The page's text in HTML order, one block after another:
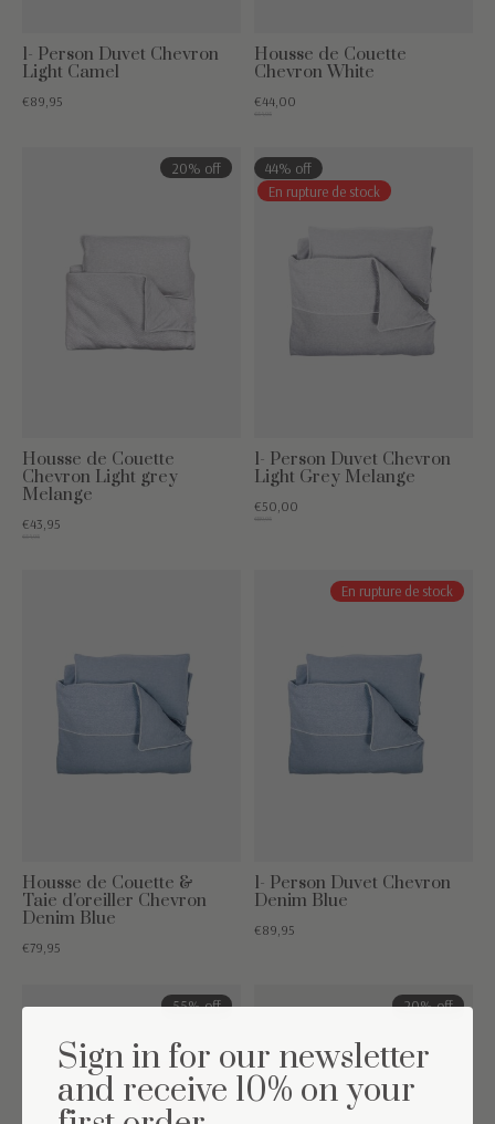
1- Person Duvet Chevron
Light Camel
€89,95
Housse de Couette
Chevron White
€44,00
€54,95
20% off
Housse de Couette
Chevron Light grey
Melange
€43,95
€54,95
44% off
En rupture de stock
1- Person Duvet Chevron
Light Grey Melange
€50,00
€89,95
Housse de Couette &
Taie d'oreiller Chevron
Denim Blue
€79,95
En rupture de stock
1- Person Duvet Chevron
Denim Blue
€89,95
55% off 20% off
Sign in for our newsletter
and receive 10% on your